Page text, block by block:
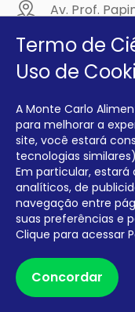
Av. Prof.
Siga a Monte
INTERFRIOS
00.140.150/0001-09
Termo de
Uso de
A Monte Carlo
para melhorar a
site, você estará
tecnologias
Em particular,
analíticos, de
navegação entre
suas preferências e
Clique para acessar
Concordar